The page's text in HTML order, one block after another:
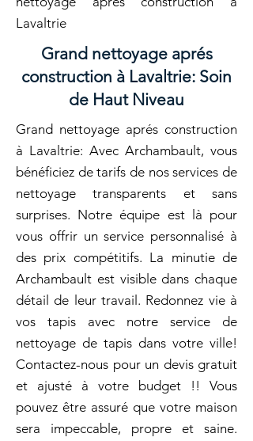
Lavaltrie
Grand nettoyage aprés
construction à Lavaltrie: Soin
de Haut Niveau
Grand nettoyage aprés construction
à Lavaltrie: Avec Archambault, vous
bénéficiez de tarifs de nos services de
nettoyage transparents et sans
surprises. Notre équipe est là pour
vous offrir un service personnalisé à
des prix compétitifs. La minutie de
Archambault est visible dans chaque
détail de leur travail. Redonnez vie à
vos tapis avec notre service de
nettoyage de tapis dans votre ville!
Contactez-nous pour un devis gratuit
et ajusté à votre budget !! Vous
pouvez être assuré que votre maison
sera impeccable, propre et saine.